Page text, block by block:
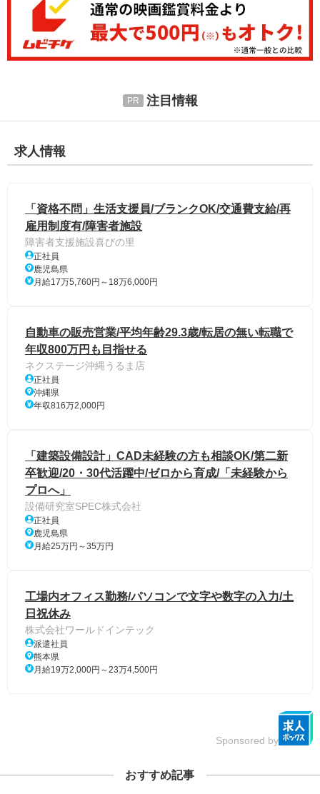
注目情報
求人情報
「資格不問」生活支援員/ブランクOK/交通費支給/再
雇用制度有/障害者施設
障害者支援施設喜びの里
正社員
鹿児島県
月給17万5,760円～18万6,000円
自動車の販売営業/平均年齢29.3歳/転居の無い転職で
年収800万円も目指せる
ネクステージ沖縄うるま店
正社員
沖縄県
年収816万2,000円
「建築設備設計」CAD未経験の方も相談OK/第二新
卒歓迎/20・30代活躍中/ゼロから育成/「未経験から
プロへ」
設備研究室SPEC株式会社
正社員
鹿児島県
月給25万円～35万円
工場内オフィス勤務/パソコンで文字や数字の入力/土
日祝休み
株式会社ワールドインテック
派遣社員
熊本県
月給19万2,000円～23万4,500円
Sponsored by
おすすめ記事